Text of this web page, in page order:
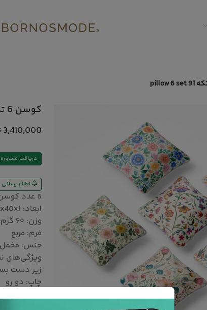
کوسن 6 تکه pillow 6 set 91 خانه مسعود
3,410,000
دریافت
اطلاع
6 عدد کوسن طرحدار
ابعاد: 40x40x۱ سانتی‌متر
وزن: ۶۰ گرم
فرم: مربع
جنس: مخمل
ویژگی‌های
زیر دست
چاپ: دو رو